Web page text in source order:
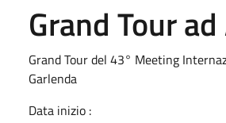
Grand Tour
Grand Tour del 43° Meeting
Garlenda
Data inizio :